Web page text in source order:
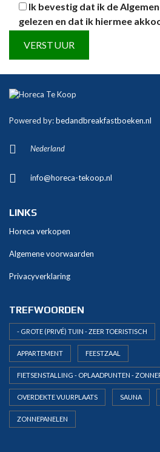
Ik bevestig dat ik de
gelezen en dat ik hiermee
l
e
n
t
v
e
Powered by:bedandbreakfastboeken.nl
Nederland
info@horeca-tekoop.nl
LINKS
Horeca verkopen
Algemene voorwaarden
Privacyverklaring
TREFWOORDEN
- GROTE (PRIVÉ) TUIN - ZEER TOERISTISCH
APPARTEMENT FEESTZAAL
FIETSENSTALLING - OPLAADPUNTEN -
OVERDEKTE VUURPLAATS SAUNA
ZONNEPANELEN